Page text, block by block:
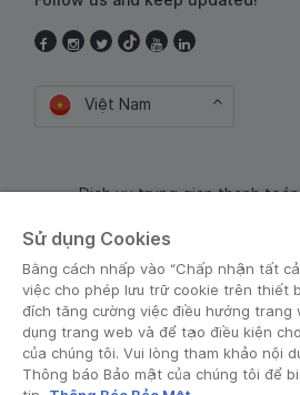
Việt Nam
Dịch vụ trung gian thanh
Sử dụng Cookies
Bằng cách nhấp vào “Chấp nhận tất
việc cho phép lưu trữ cookie trên thiết
đích tăng cường việc điều hướng trang
dụng trang web và để tạo điều kiện
của chúng tôi. Vui lòng tham khảo nội
Thông báo Bảo mật của chúng tôi để